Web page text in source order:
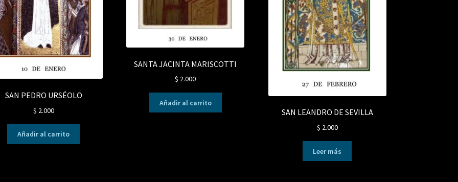
SAN PEDRO URSÉOLO
$ 2.000
Añadir al carrito
SANTA JACINTA MARISCOTTI
$ 2.000
Añadir al carrito
SAN LEANDRO DE SEVILLA
$ 2.000
Leer más